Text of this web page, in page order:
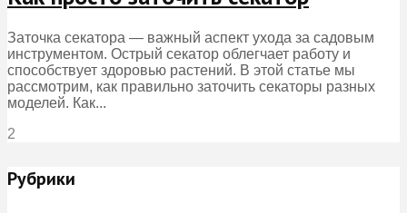
Заточка секатора — важный аспект ухода за садовым
инструментом. Острый секатор облегчает работу и
способствует здоровью растений. В этой статье мы
рассмотрим, как правильно заточить секаторы разных
моделей. Как...
2
Рубрики